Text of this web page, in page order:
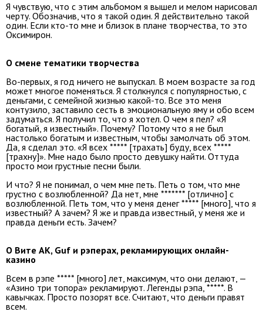
Я чувствую, что с этим альбомом я вышел и мелом нарисовал
черту. Обозначив, что я такой один. Я действительно такой
один. Если кто-то мне и близок в плане творчества, то это
Оксимирон.
О смене тематики творчества
Во-первых, я год ничего не выпускал. В моем возрасте за год
может многое поменяться. Я столкнулся с популярностью, с
деньгами, с семейной жизнью какой-то. Все это меня
контузило, заставило сесть в эмоциональную яму и обо всем
задуматься. Я получил то, что я хотел. О чем я пел? «Я
богатый, я известный». Почему? Потому что я не был
настолько богатым и известным, чтобы замолчать об этом.
Да, я сделал это. «Я всех ***** [трахать] буду, всех *****
[трахну]». Мне надо было просто девушку найти. Оттуда
просто мои грустные песни были.
И что? Я не понимал, о чем мне петь. Петь о том, что мне
грустно с возлюбленной? Да нет, мне ******* [отлично] с
возлюбленной. Петь том, что у меня денег ***** [много], что я
известный? А зачем? Я же и правда известный, у меня же и
правда деньги есть. Зачем?
О Вите АК, Guf и рэперах, рекламирующих онлайн-
казино
Всем в рэпе ***** [много] лет, максимум, что они делают, —
«Азино три топора» рекламируют. Легенды рэпа, *****. В
кавычках. Просто позорят все. Считают, что деньги правят
всем.